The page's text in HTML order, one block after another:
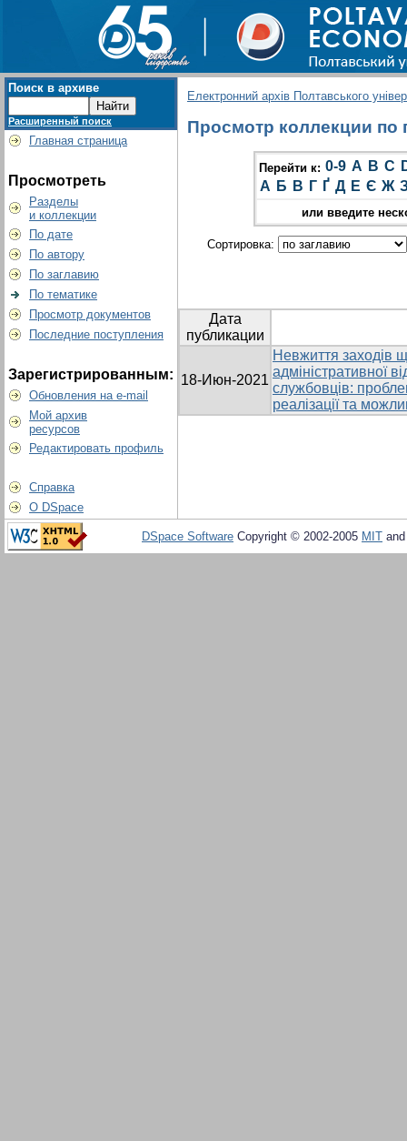
Поиск в архиве
Расширенный поиск
Главная страница
Просмотреть
Разделы
и коллекции
По дате
По автору
По заглавию
По тематике
Просмотр документов
Последние поступления
Зарегистрированным:
Обновления на e-mail
Мой архив
ресурсов
Редактировать профиль
Справка
О DSpace
Електронний архів Полтавського
Просмотр коллекции по
Перейти к: 0-9 A B C
А Б В Г Ґ Д Е Є Ж
или введите
Сортировка:
Дата
публикации
18-Июн-2021
Невжиття заходів
адміністративної
службовців:
реалізації та
DSpace Software Copyright © 2002-2005 MIT